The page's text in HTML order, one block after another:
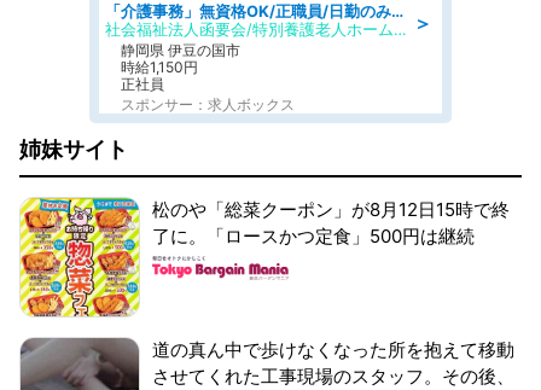
＞
「介護事務」無資格OK/正職員/日勤のみ/特別養護老人ホーム
社会福祉法人函要会/特別養護老人ホーム 韮山・ぶなの森
静岡県 伊豆の国市
時給1,150円
正社員
スポンサー：求人ボックス
姉妹サイト
松のや「総菜クーポン」が8月12日15時で終
了に。「ロースかつ定食」500円は継続
道の真ん中で歩けなくなった所を抱えて移動
させてくれた工事現場のスタッフ。その後、